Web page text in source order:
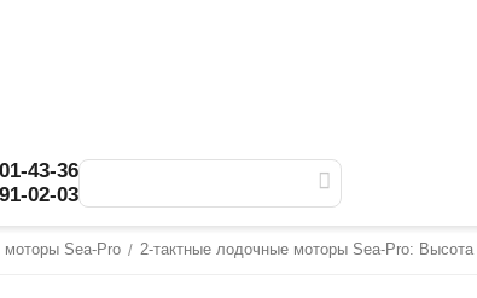
43-36
02-03
моторы Sea-Pro / 2-тактные лодочные моторы Sea-Pro: Высота